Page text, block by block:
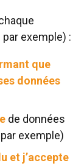
exemple) :
que
données
de données
exemple)
et j’accepte